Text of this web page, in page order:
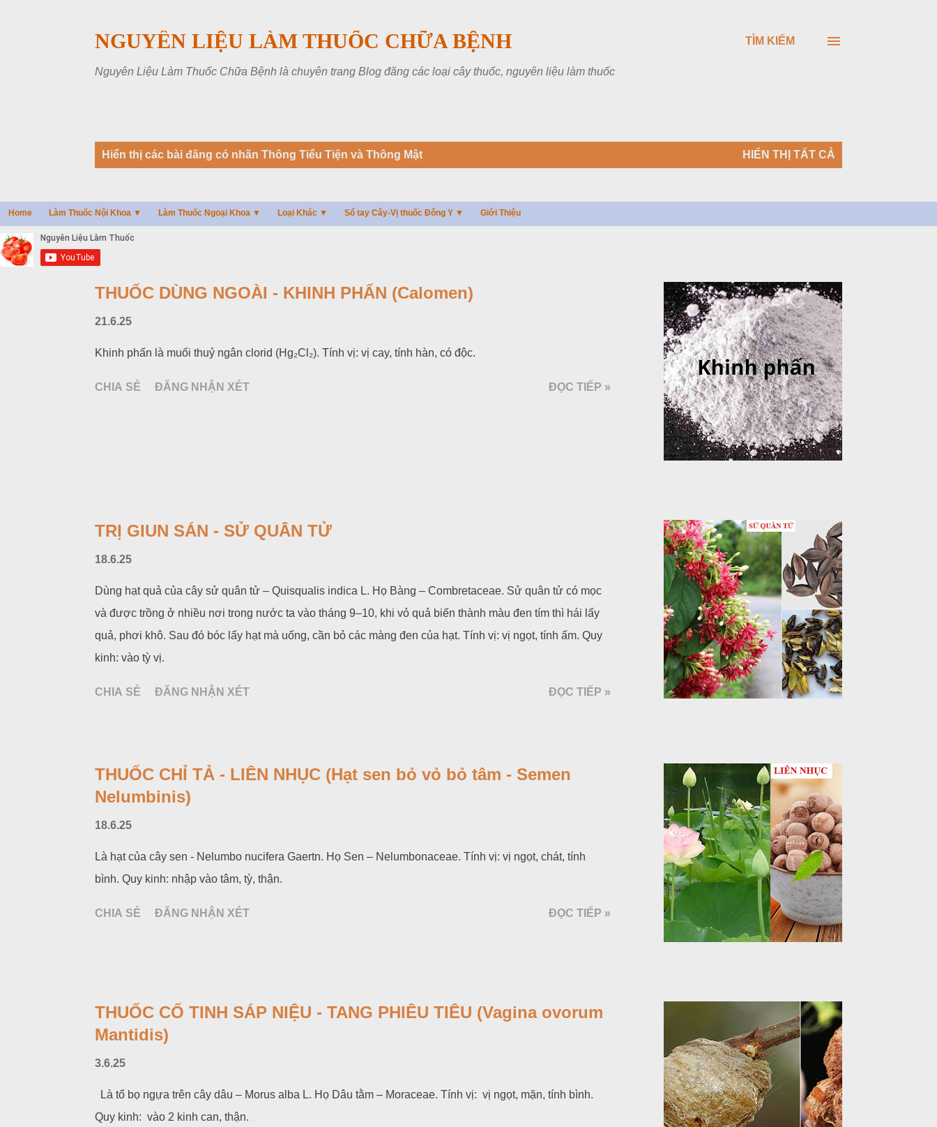
NGUYÊN LIỆU LÀM THUỐC CHỮA BỆNH
Nguyên Liệu Làm Thuốc Chữa Bệnh là chuyên trang Blog đăng các loại cây thuốc, nguyên liệu làm thuốc
TÌM KIẾM
đ
ă
n
g
Hiển thị các bài đăng có nhãn Thông Tiểu Tiện và Thông Mật HIỂN THỊ TẤT CẢ
Home Làm Thuốc Nội Khoa ▼ Làm Thuốc Ngoại Khoa ▼ Loại Khác ▼ Sổ tay Cây-Vị thuốc Đông Y ▼ Giới Thiệu
THUỐC DÙNG NGOÀI - KHINH PHẤN (Calomen)
21.6.25
Khinh phấn là muối thuỷ ngân clorid (Hg₂Cl₂). Tính vị: vị cay, tính hàn, có độc.
CHIA SẺ ĐĂNG NHẬN XÉT ĐỌC TIẾP »
TRỊ GIUN SÁN - SỬ QUÂN TỬ
18.6.25
Dùng hạt quả của cây sử quân tử – Quisqualis indica L. Họ Bàng – Combretaceae. Sử quân tử có mọc
và được trồng ở nhiều nơi trong nước ta vào tháng 9–10, khi vỏ quả biến thành màu đen tím thì hái lấy
quả, phơi khô. Sau đó bóc lấy hạt mà uống, cần bỏ các màng đen của hạt. Tính vị: vị ngọt, tính ấm. Quy
kinh: vào tỳ vị.
CHIA SẺ ĐĂNG NHẬN XÉT ĐỌC TIẾP »
THUỐC CHỈ TẢ - LIÊN NHỤC (Hạt sen bỏ vỏ bỏ tâm - Semen
Nelumbinis)
18.6.25
Là hạt của cây sen - Nelumbo nucifera Gaertn. Họ Sen – Nelumbonaceae. Tính vị: vị ngọt, chát, tính
bình. Quy kinh: nhập vào tâm, tỳ, thận.
CHIA SẺ ĐĂNG NHẬN XÉT ĐỌC TIẾP »
THUỐC CỐ TINH SÁP NIỆU - TANG PHIÊU TIÊU (Vagina ovorum
Mantidis)
3.6.25
Là tổ bọ ngựa trên cây dâu – Morus alba L. Họ Dâu tằm – Moraceae. Tính vị: vị ngọt, mặn, tính bình.
Quy kinh: vào 2 kinh can, thận.